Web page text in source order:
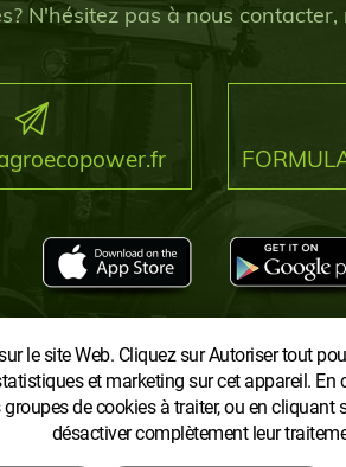
le site Web. Cliquez sur Autoriser tout
et marketing sur cet appareil.
de cookies à traiter, ou en cliquant
désactiver complètement leur
N'hésitez pas à nous
Conditions générales Retrait du